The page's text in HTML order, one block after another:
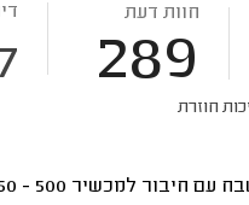
חוות דעת
289
חוזרת
עם חיבור למכשיר 500 - 350